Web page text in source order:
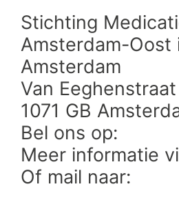
Stichting
Amsterdam-Oost
Amsterdam
Van
1071 GB
Bel ons op:
Meer informatie
Of mail naar: